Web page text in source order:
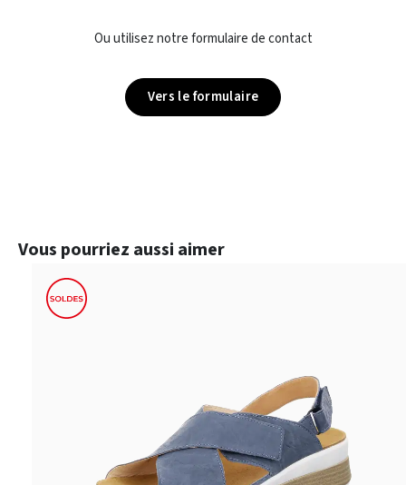
Ou utilisez notre formulaire de contact
Vers le formulaire
Ignorer la galerie de produits
Vous pourriez aussi aimer